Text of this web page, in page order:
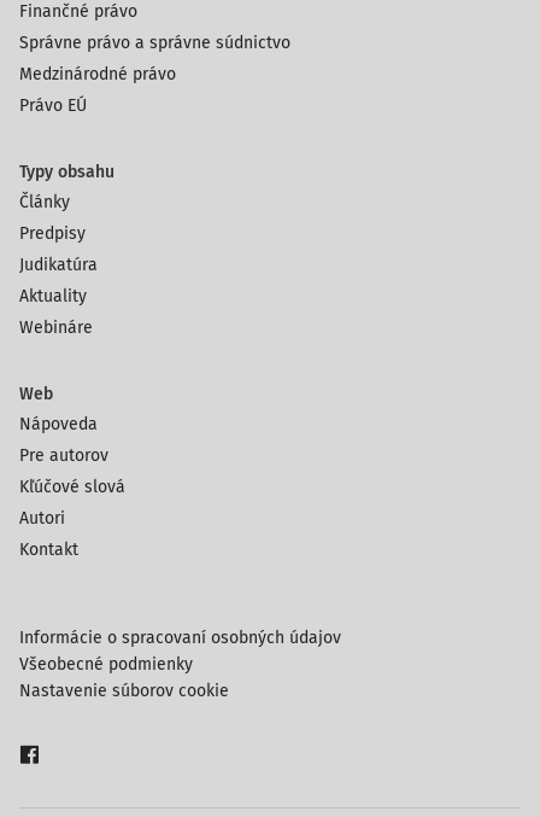
Finančné právo
Správne právo a správne súdnictvo
Medzinárodné právo
Právo EÚ
Typy obsahu
Články
Predpisy
Judikatúra
Aktuality
Webináre
Web
Nápoveda
Pre autorov
Kľúčové slová
Autori
Kontakt
Informácie o spracovaní osobných údajov
Všeobecné podmienky
Nastavenie súborov cookie